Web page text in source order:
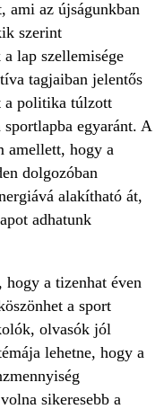
ami az újságunkban
szerint
lap szellemisége
tagjaiban jelentős
a politika túlzott
sportlapba egyaránt. A
amellett, hogy a
dolgozóban
alakítható át,
adhatunk
hogy a tizenhat éven
a sport
olvasók jól
lehetne, hogy a
sikeresebb a